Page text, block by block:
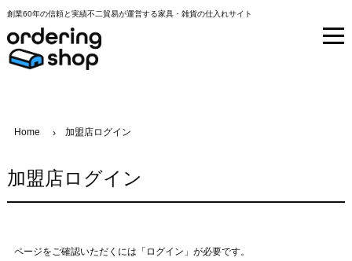
創業60年の信頼と実績不二貿易が運営する家具・雑貨の仕入れサイト
Home 加盟店ログイン
加盟店ログイン
ページをご確認いただくには「ログイン」が必要です。